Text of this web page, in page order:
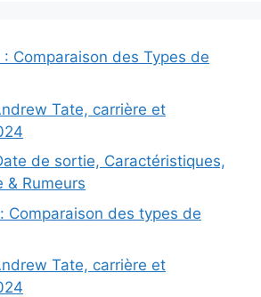
Comparaison des Types de
Tate, carrière et
de sortie, Caractéristiques,
& Rumeurs
Comparaison des types de
Tate, carrière et